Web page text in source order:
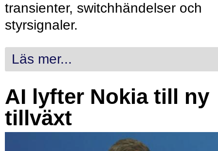
transienter, switchhändelser och
styrsignaler.
Läs mer...
AI lyfter Nokia till ny
tillväxt